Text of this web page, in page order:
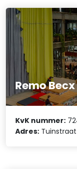
Remo
KvK nummer:
Adres: Tuinstraat